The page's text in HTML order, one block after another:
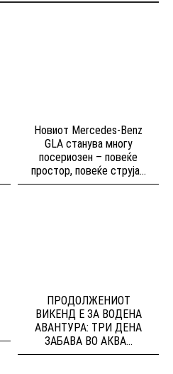
Новиот Mercedes-Benz
GLA станува многу
посериозен – повеќе
простор, повеќе струја...
ПРОДОЛЖЕНИОТ
ВИКЕНД Е ЗА ВОДЕНА
АВАНТУРА: ТРИ ДЕНА
ЗАБАВА ВО АКВА...